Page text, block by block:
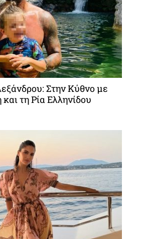
Στην Κύθνο με
τη Ρία Ελληνίδου